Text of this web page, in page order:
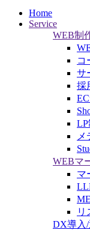
Home
Service
WEB制
コ
サ
採
WEBマ
マ
リ
DX導入